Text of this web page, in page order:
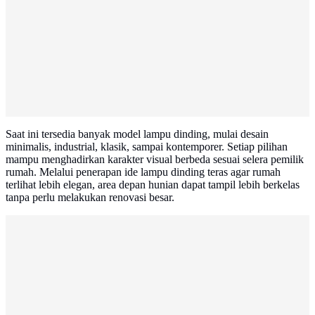
Saat ini tersedia banyak model lampu dinding, mulai desain
minimalis, industrial, klasik, sampai kontemporer. Setiap pilihan
mampu menghadirkan karakter visual berbeda sesuai selera pemilik
rumah. Melalui penerapan ide lampu dinding teras agar rumah
terlihat lebih elegan, area depan hunian dapat tampil lebih berkelas
tanpa perlu melakukan renovasi besar.